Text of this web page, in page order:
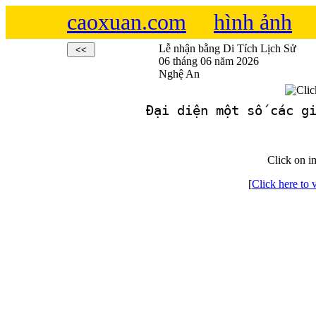
caoxuan.com hình ảnh
Lễ nhận bằng Di Tích Lịch Sử
06 tháng 06 năm 2026
Nghệ An
Click on
[Click here to